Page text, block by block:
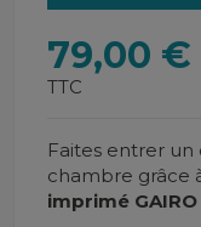
79,00 €
TTC
Faites entrer
chambre grâce
imprimé